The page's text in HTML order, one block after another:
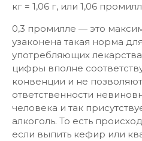
кг = 1,06 г, или 1,06
0,3 промилле — это
узаконена такая норма
употребляющих
цифры вполне
конвенции и не
ответственности
человека и так
алкоголь. То есть
если выпить кефир или